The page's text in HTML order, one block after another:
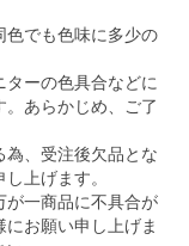
色でも色味に多少の
ターの色具合などに
あらかじめ、ご了
為、受注後欠品とな
上げます。
が一商品に不具合が
お願い申し上げま